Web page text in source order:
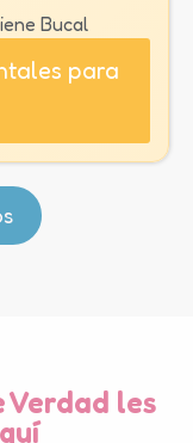
Bucal
para
Verdad les